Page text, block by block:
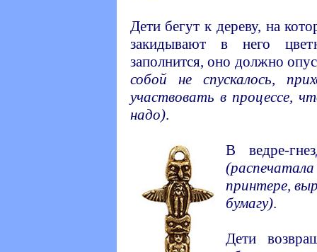
Дети бегут к дереву, на
закидывают в него
заполнится, оно должно
собой не спускалось,
участвовать в процессе,
надо).
В ведре-
принтере,
бумагу).
Дети